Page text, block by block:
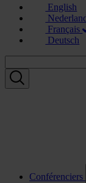
English
Français
Deutsch
Conférenciers